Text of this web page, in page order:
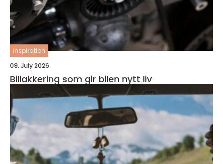
inspiration
09. July 2026
Billakkering som gir bilen nytt liv